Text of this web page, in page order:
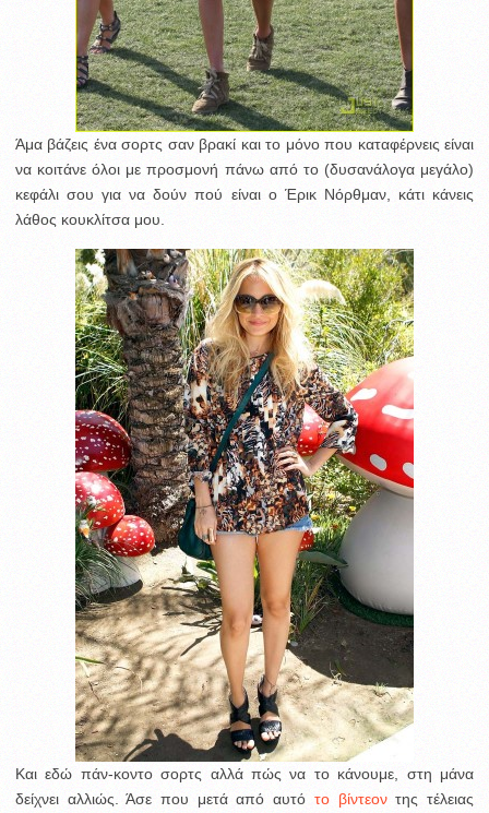
Άμα βάζεις ένα σορτς σαν βρακί και το μόνο που καταφέρνεις είναι
να κοιτάνε όλοι με προσμονή πάνω από το (δυσανάλογα μεγάλο)
κεφάλι σου για να δούν πού είναι ο Έρικ Νόρθμαν, κάτι κάνεις
λάθος κουκλίτσα μου.
Και εδώ πάν-κοντο σορτς αλλά πώς να το κάνουμε, στη μάνα
δείχνει αλλιώς. Άσε που μετά από αυτό το βίντεοντης τέλειας